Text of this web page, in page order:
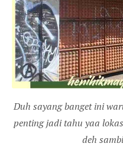
Duh sayang banget ini
penting jadi tahu yaa
deh